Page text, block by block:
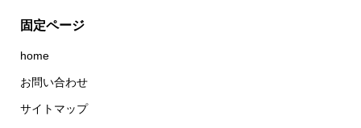
固定ページ
home
お問い合わせ
サイトマップ